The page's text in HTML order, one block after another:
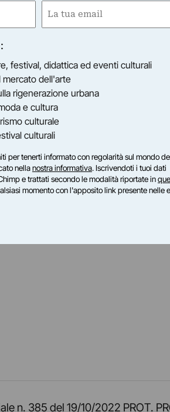
n. 385 del 19/10/2022 PROT.
Email
festival, didattica ed eventi culturali
mercato dell'arte
rigenerazione urbana
e cultura
culturale
culturali
per tenerti informato con regolarità sul mondo
nellanostra informativa. Iscrivendoti i tuoi dati
e trattati secondo le modalità riportate in
momento con l'apposito link presente nelle